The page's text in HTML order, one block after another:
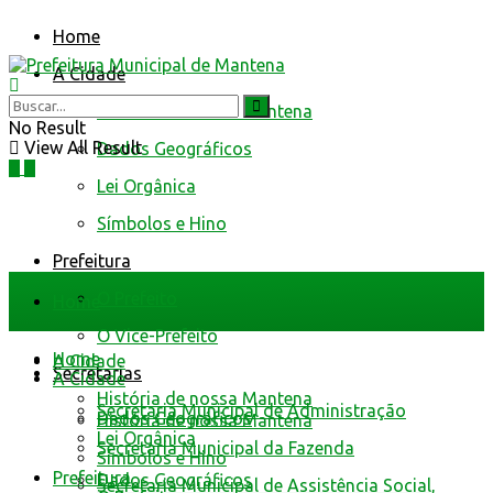
Home
A Cidade
História de nossa Mantena
Dados Geográficos
Lei Orgânica
Símbolos e Hino
Prefeitura
O Vice-Prefeito
Secretarias
Secretaria Municipal de Administração
Secretaria Municipal da Fazenda
Secretaria Municipal de Assistência Social,
No Result
View All Result
Home
A Cidade
História de nossa Mantena
Dados Geográficos
Home
A Cidade
História de nossa Mantena
Dados Geográficos
Lei Orgânica
Símbolos e Hino
Prefeitura